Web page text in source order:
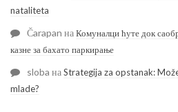
nataliteta
Čarapan наКомуналци ћуте док
казне за бахато паркирање
sloba наStrategija za opstanak:
mlade?